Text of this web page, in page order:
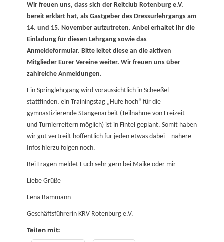
Wir freuen uns, dass sich der Reitclub Rotenburg e.V.
bereit erklärt hat, als Gastgeber des Dressurlehrgangs am
14. und 15. November aufzutreten. Anbei erhaltet Ihr die
Einladung für diesen Lehrgang sowie das
Anmeldeformular. Bitte leitet diese an die aktiven
Mitglieder Eurer Vereine weiter. Wir freuen uns über
zahlreiche Anmeldungen.
Ein Springlehrgang wird voraussichtlich in Scheeßel
stattfinden, ein Trainingstag „Hufe hoch“ für die
gymnastizierende Stangenarbeit (Teilnahme von Freizeit-
und Turnierreitern möglich) ist in Fintel geplant. Somit haben
wir gut vertreilt hoffentlich für jeden etwas dabei – nähere
Infos hierzu folgen noch.
Bei Fragen meldet Euch sehr gern bei Maike oder mir
Liebe Grüße
Lena Bammann
Geschäftsführerin KRV Rotenburg e.V.
Teilen mit: